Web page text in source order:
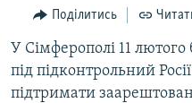
Перейти
пошуку
ПОГЛЯД
ІНТЕРВ'Ю
ВСЕ ЗА ДЕНЬ
Поділитись
У Сімферополі 11
під підконтрольний
підтримати